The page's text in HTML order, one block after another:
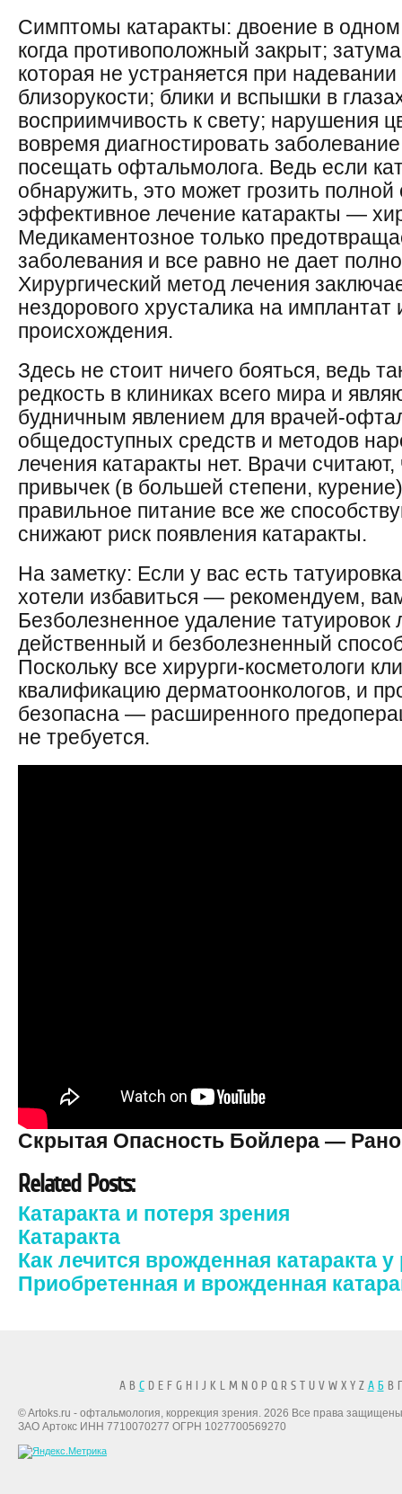
Симптомы катаракты: двоение в одном
когда противоположный закрыт;
которая не устраняется при
близорукости; блики и вспышки в
восприимчивость к свету; нарушения
вовремя диагностировать
посещать офтальмолога. Ведь если
обнаружить, это может грозить
эффективное лечение катаракты —
Медикаментозное только
заболевания и все равно не дает
Хирургический метод лечения
нездорового хрусталика на имплантат
происхождения.
Здесь не стоит ничего бояться, ведь
редкость в клиниках всего мира и
будничным явлением для врачей-
общедоступных средств и методов
лечения катаракты нет. Врачи
привычек (в большей степени,
правильное питание все же
снижают риск появления катаракты.
На заметку: Если у вас есть
хотели избавиться — рекомендуем,
Безболезненное удаление
действенный и безболезненный
Поскольку все хирурги-косметологи
квалификацию дерматоонкологов, и
безопасна — расширенного
не требуется.
Скрытая Опасность Бойлера —
Related Posts:
Катаракта и потеря зрения
Катаракта
Как лечится врожденная катаракта у
Приобретенная и врожденная
A B CD E F G H I J K L M N O P Q R S T U V W X Y Z А БВ
© Artoks.ru - офтальмология, коррекция зрения. 2026 Все права
ЗАО Артокс ИНН 7710070277 ОГРН 1027700569270